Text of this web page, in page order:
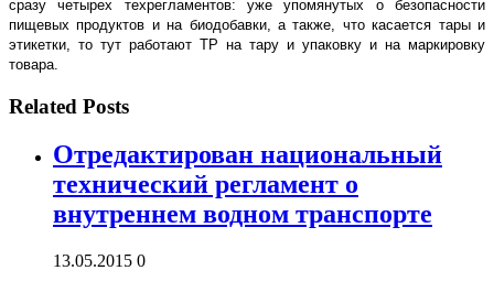
сразу четырех техрегламентов: уже упомянутых о безопасности
пищевых продуктов и на биодобавки, а также, что касается тары и
этикетки, то тут работают ТР на тару и упаковку и на маркировку
товара.
Related Posts
Отредактирован национальный
технический регламент о
внутреннем водном транспорте
13.05.2015 0